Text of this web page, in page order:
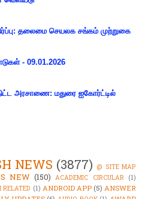
தலைமை செயலக சங்கம் முற்றுகை
- 09.01.2026
அரசாணை: மதுரை ஐகோர்ட்டில்
NEWS (3877) @ SITE MAP
NEW (150) ACADEMIC CIRCULAR (1)
RELATED (1) ANDROID APP (5) ANSWER